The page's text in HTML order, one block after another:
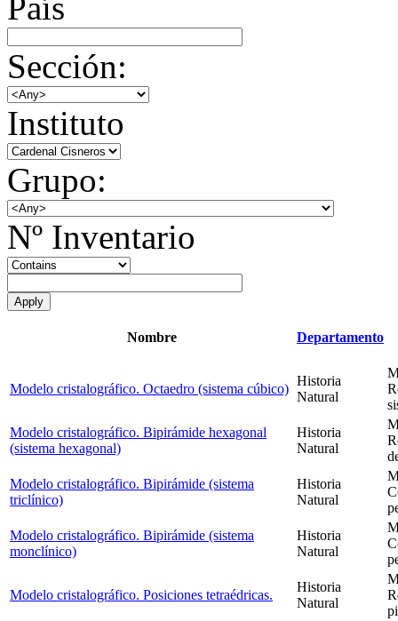
Sección:
Instituto
Grupo:
Nº Inventario
Nombre Departamento
Modelo cristalográfico. Octaedro (sistema cúbico)
Historia
Natural
Modelo cristalográfico. Bipirámide hexagonal
(sistema hexagonal)
Historia
Natural
Modelo cristalográfico. Bipirámide (sistema
triclínico)
Historia
Natural
Modelo cristalográfico. Bipirámide (sistema
monclínico)
Historia
Natural
Modelo cristalográfico. Posiciones tetraédricas.
Historia
Natural